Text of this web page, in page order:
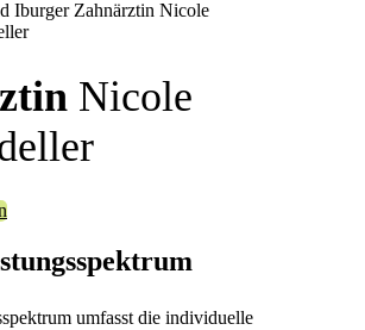
Nicole
umfasst die individuelle